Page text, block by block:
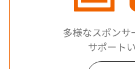
多様なスポンサ
サポート